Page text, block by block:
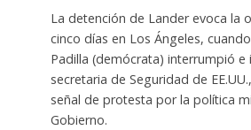
La detención de Lander evoca la
cinco días en Los Ángeles,
Padilla (demócrata) interrumpió e
secretaria de Seguridad de
señal de protesta por la política
Gobierno.